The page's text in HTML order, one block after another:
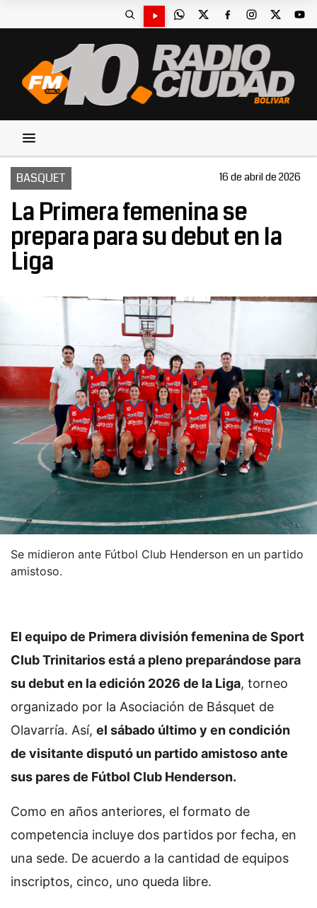
BASQUET 16 de abril de 2026
La Primera femenina se
prepara para su debut en la
Liga
Se midieron ante Fútbol Club Henderson en un partido
amistoso.
El equipo de Primera división femenina de Sport
Club Trinitarios está a pleno preparándose para
su debut en la edición 2026 de la Liga, torneo
organizado por la Asociación de Básquet de
Olavarría. Así, el sábado último y en condición
de visitante disputó un partido amistoso ante
sus pares de Fútbol Club Henderson.
Como en años anteriores, el formato de
competencia incluye dos partidos por fecha, en
una sede. De acuerdo a la cantidad de equipos
inscriptos, cinco, uno queda libre.